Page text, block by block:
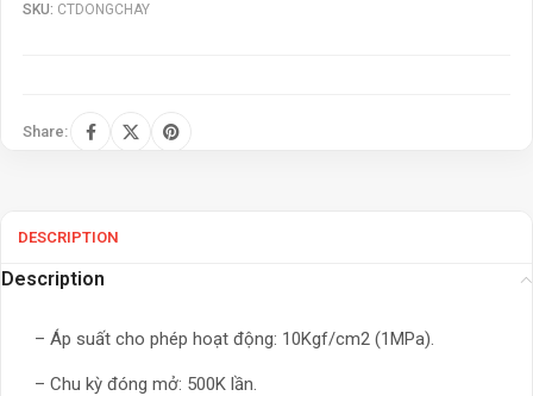
SKU: CTDONGCHAY
Share:
DESCRIPTION
Description
– Áp suất cho phép hoạt động: 10Kgf/cm2 (1MPa).
– Chu kỳ đóng mở: 500K lần.